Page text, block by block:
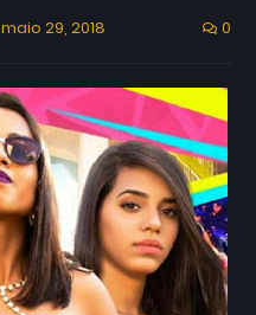
maio 29, 2018 0